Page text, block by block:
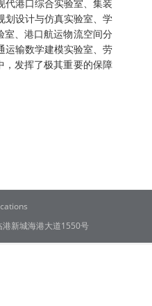
代港口综合实验室、集装
划设计与仿真实验室、学
、港口航运物流空间分
运输数学建模实验室、劳
，发挥了极其重要的保障
新城海港大道1550号